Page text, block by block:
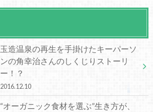
玉造温泉の再生を手掛けたキーパーソ
ンの角幸治さんのしくじりストーリ
ー！？
2016.12.10
“オーガニック食材を選ぶ”生き方が、